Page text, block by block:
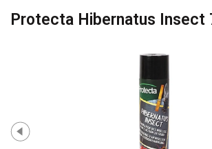
Protecta Hibernatus Insect